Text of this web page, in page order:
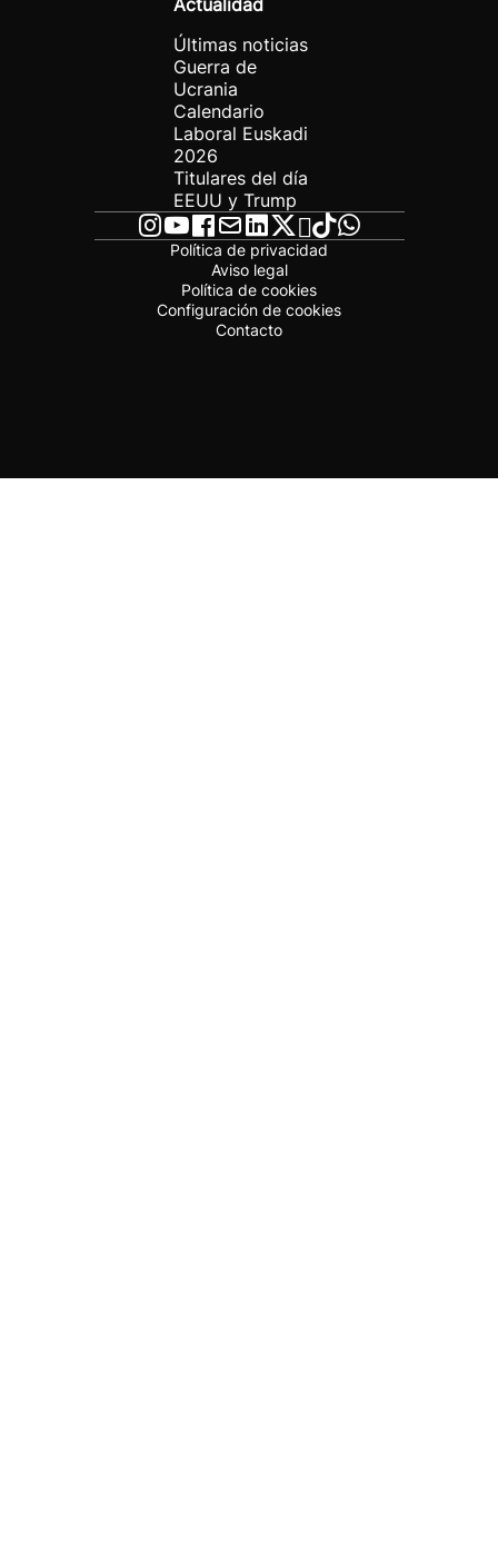
Actualidad
Últimas noticias
Guerra de
Ucrania
Calendario
Laboral Euskadi
2026
Titulares del día
EEUU y Trump
Política de privacidad
Aviso legal
Política de cookies
Configuración de cookies
Contacto